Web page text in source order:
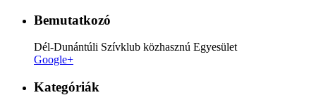
Bemutatkozó
Dél-Dunántúli Szívklub közhasznú Egyesület
Google+
Kategóriák